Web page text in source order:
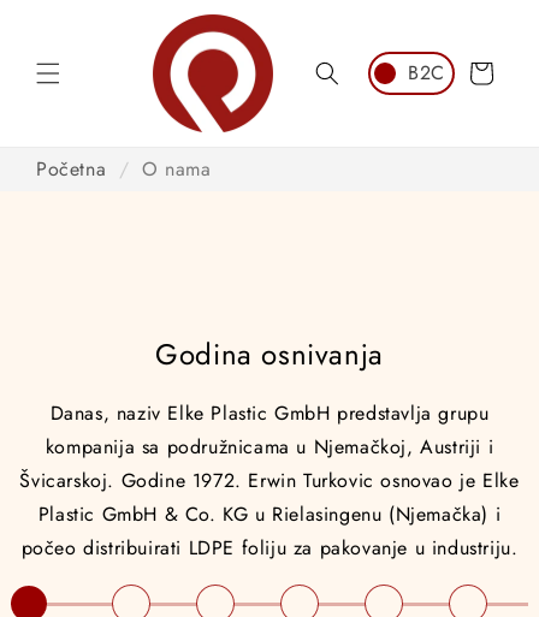
Košarica
Početna / O nama
Godina osnivanja
Danas, naziv Elke Plastic GmbH predstavlja grupu
kompanija sa podružnicama u Njemačkoj, Austriji i
Švicarskoj. Godine 1972. Erwin Turkovic osnovao je Elke
Plastic GmbH & Co. KG u Rielasingenu (Njemačka) i
počeo distribuirati LDPE foliju za pakovanje u industriju.